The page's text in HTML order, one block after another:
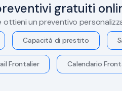
gratuiti
ottieni un preventivo
Capacità di prestito
Frontalier Calendario